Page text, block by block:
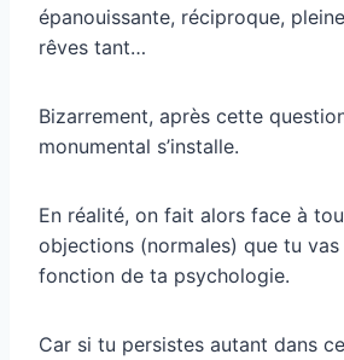
épanouissante, réciproque,
rêves tant…
Bizarrement, après cette
monumental s’installe.
En réalité, on fait alors face à
objections (normales) que tu
fonction de ta psychologie.
Car si tu persistes autant dans